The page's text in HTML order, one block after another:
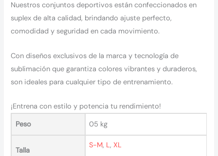
Nuestros conjuntos deportivos están confeccionados en
suplex de alta calidad, brindando ajuste perfecto,
comodidad y seguridad en cada movimiento.
Con diseños exclusivos de la marca y tecnología de
sublimación que garantiza colores vibrantes y duraderos,
son ideales para cualquier tipo de entrenamiento.
¡Entrena con estilo y potencia tu rendimiento!
Peso
05 kg
Talla
S-M, L, XL